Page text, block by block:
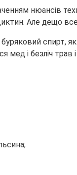
нюансів
Але дещо
буряковий спирт,
мед і безліч трав